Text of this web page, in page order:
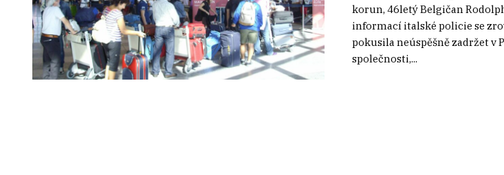
korun, 46letý Belgičan
informací italské policie se
pokusila neúspěšně zadržet v
společnosti,...